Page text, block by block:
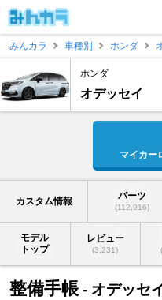
みんカラ
車種別 ホンダ
ホンダ
オデッセイ
マイカー
カスタム情報 パーツ
(112,916)
モデル
トップ
レビュー
(3,231)
整備手帳 - オデッセ